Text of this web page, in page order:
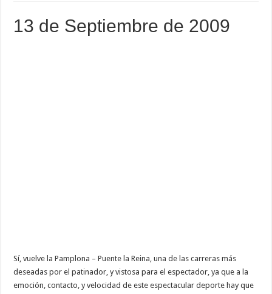
13 de Septiembre de 2009
Sí, vuelve la Pamplona – Puente la Reina, una de las carreras más
deseadas por el patinador, y vistosa para el espectador, ya que a la
emoción, contacto, y velocidad de este espectacular deporte hay que